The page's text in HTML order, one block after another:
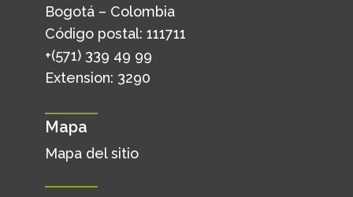
Bogotá – Colombia
Código postal: 111711
+(571) 339 49 99
Extension: 3290
Mapa
Mapa del sitio